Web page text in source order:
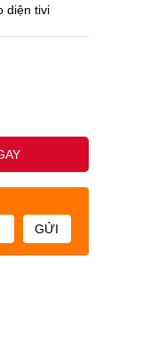
diện tivi
GỬI